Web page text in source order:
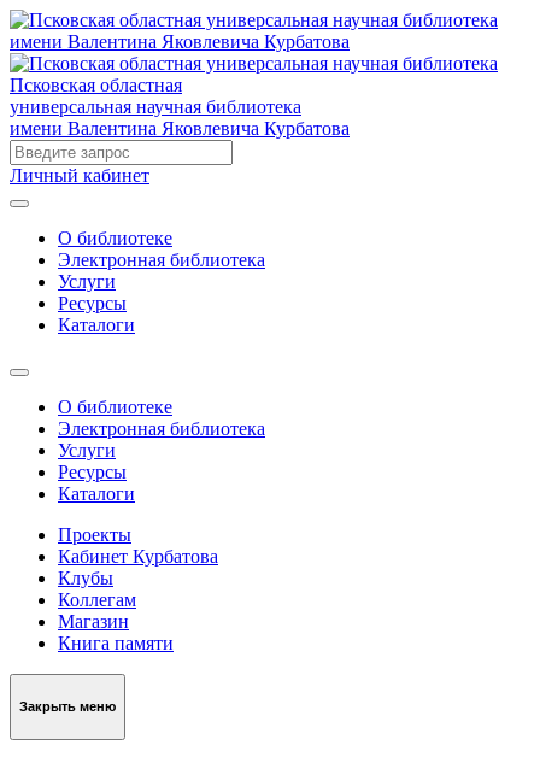
Псковская областная
универсальная научная библиотека
имени Валентина Яковлевича Курбатова
Личный кабинет
О библиотеке
Электронная библиотека
Услуги
Ресурсы
Каталоги
О библиотеке
Электронная библиотека
Услуги
Ресурсы
Каталоги
Проекты
Кабинет Курбатова
Клубы
Коллегам
Магазин
Книга памяти
Закрыть меню